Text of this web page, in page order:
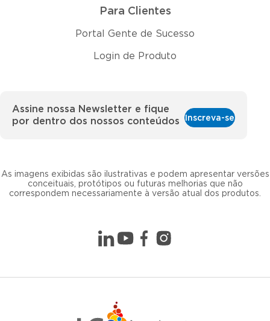
Para Clientes
Portal Gente de Sucesso
Login de Produto
As imagens exibidas são ilustrativas e podem apresentar versões
conceituais, protótipos ou futuras melhorias que não
correspondem necessariamente à versão atual dos produtos.
Assine nossa Newsletter e fique
por dentro dos nossos conteúdos
Inscreva-se